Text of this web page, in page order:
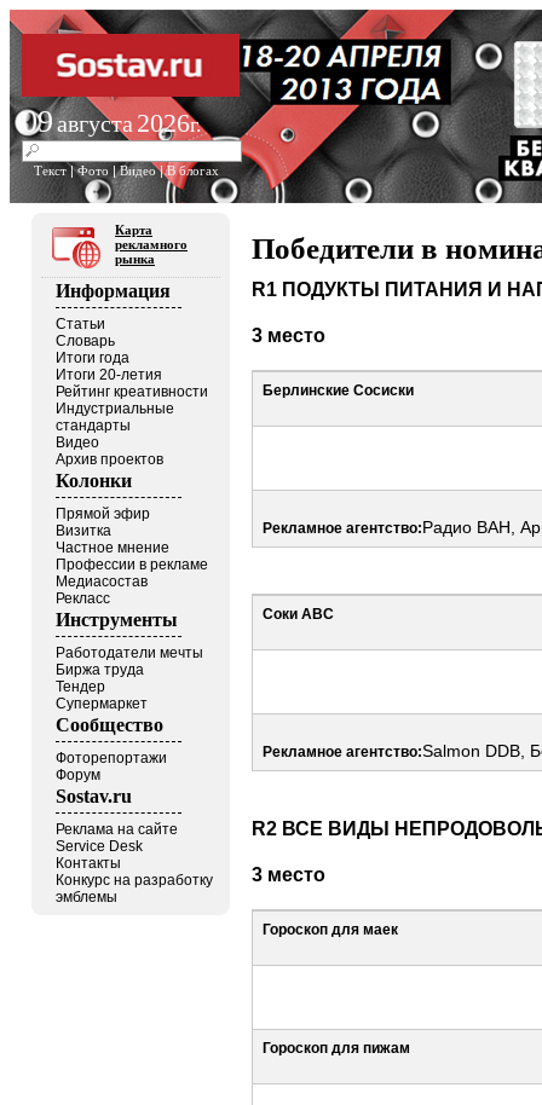
09августа 2026г.
Текст| Фото |Видео|В блогах
Карта
рекламного
рынка
Информация
Статьи
Словарь
Итоги года
Итоги 20-летия
Рейтинг креативности
Индустриальные
стандарты
Видео
Архив проектов
Колонки
Прямой эфир
Визитка
Частное мнение
Профессии в рекламе
Медиасостав
Рекласс
Инструменты
Работодатели мечты
Биржа труда
Тендер
Супермаркет
Сообщество
Фоторепортажи
Форум
Sostav.ru
Реклама на сайте
Service Desk
Контакты
Конкурс на разработку
эмблемы
Победители в
R1 ПОДУКТЫ ПИТАНИЯ И
3 место
Берлинские Сосиски
Рекламное агентство:Радио ВАН,
Соки ABC
Рекламное агентство:Salmon DDB,
R2 ВСЕ ВИДЫ
3 место
Гороскоп для маек
Гороскоп для пижам